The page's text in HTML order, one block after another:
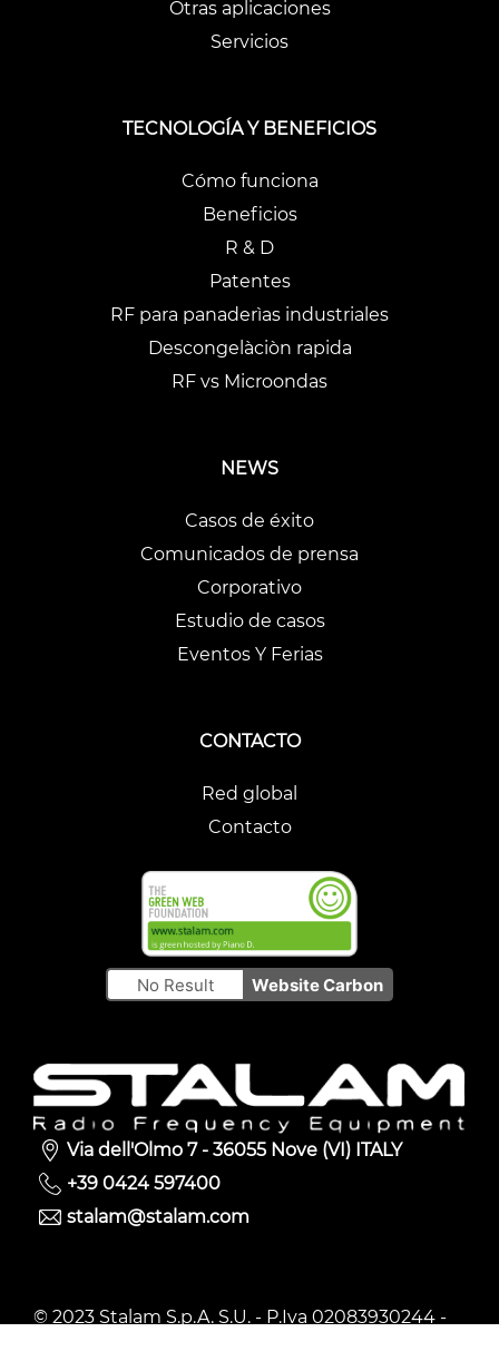
Otras aplicaciones
Servicios
TECNOLOGÍA Y BENEFICIOS
Cómo funciona
Beneficios
R & D
Patentes
RF para panaderìas industriales
Descongelàciòn rapida
RF vs Microondas
NEWS
Casos de éxito
Comunicados de prensa
Corporativo
Estudio de casos
Eventos Y Ferias
CONTACTO
Red global
Contacto
No Result Website Carbon
Via dell'Olmo 7 - 36055 Nove (VI) ITALY
+39 0424 597400
stalam@stalam.com
© 2023 Stalam S.p.A. S.U. - P.Iva 02083930244 -